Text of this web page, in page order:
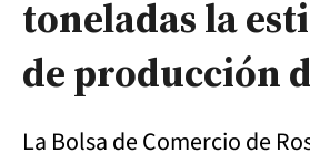
toneladas la
de producción
La Bolsa de Comercio de